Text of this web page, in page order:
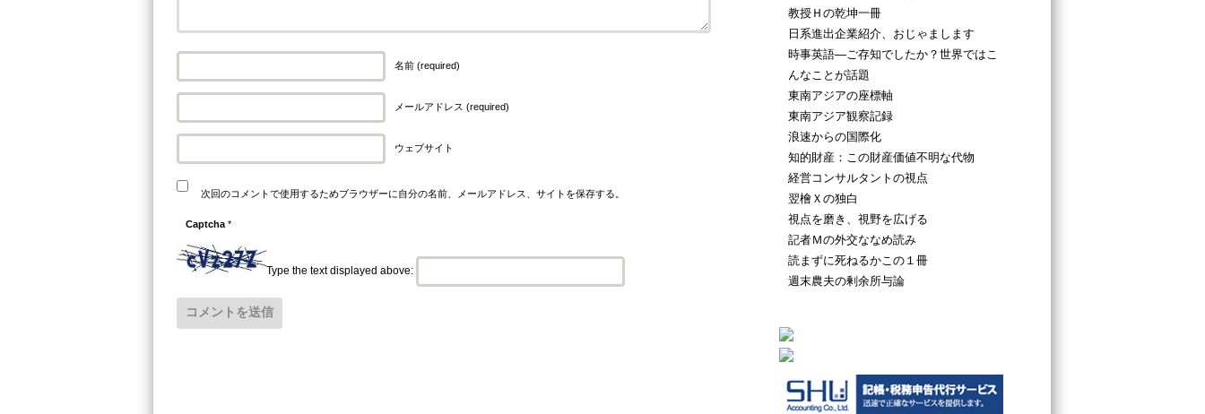
名前 (required)
メールアドレス (required)
ウェブサイト
次回のコメントで使用するためブラウザーに自分の名前、メールアドレス、サイトを保存する。
Captcha *
Type the text displayed above:
教授Ｈの乾坤一冊
日系進出企業紹介、おじゃまします
時事英語―ご存知でしたか？世界ではこ
んなことが話題
東南アジアの座標軸
東南アジア観察記録
浪速からの国際化
知的財産：この財産価値不明な代物
経営コンサルタントの視点
翌檜Ｘの独白
視点を磨き、視野を広げる
記者Ｍの外交ななめ読み
読まずに死ねるかこの１冊
週末農夫の剰余所与論